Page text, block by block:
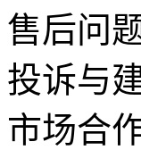
售后问
投诉与
市场合